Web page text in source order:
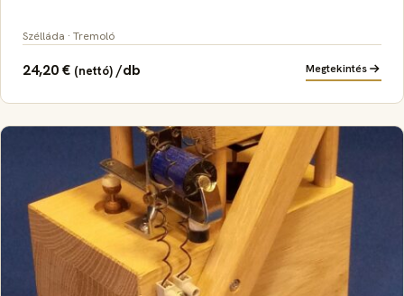
Szélláda · Tremoló
24,20€ (nettó) /db Megtekintés